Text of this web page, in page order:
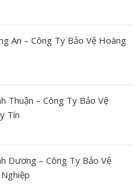
An – Công Ty Bảo Vệ Hoàng
Thuận – Công Ty Bảo Vệ
Tín
Dương – Công Ty Bảo Vệ